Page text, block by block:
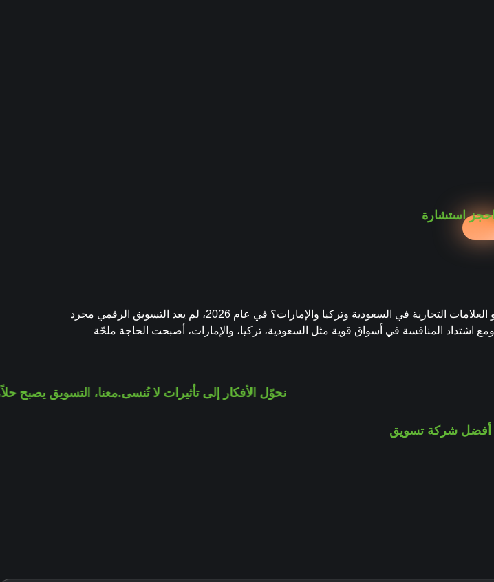
استشارة
أفضل شركة تسويق رقمي لعام 2026 كيف تقود وكالة ميرال للحلول التسويقية نمو العلامات التجارية في السعودية وتركيا والإمارات؟ في عام 2026، لم يعد التسويق الرقمي مجرد
اشتداد المنافسة في أسواق قوية مثل السعودية، تركيا، والإمارات، أصبحت الحاجة ملحّة
معنا، التسويق يصبحنحوّل الأفكار إلى تأثيرات لا تُنسى.